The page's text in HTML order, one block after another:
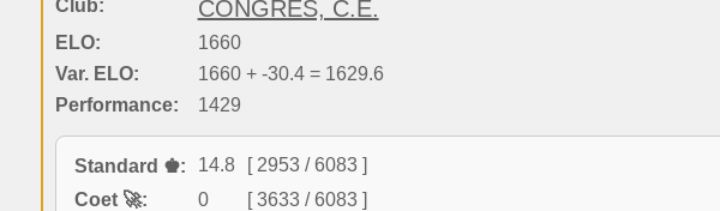
Club: CONGRES, C.E.
ELO:
1660
Var. ELO:
1660 + -30.4 = 1629.6
Performance:
1429
Standard ♚: 14.8
[ 2953 / 6083 ]
Coet 🚀:
0
[ 3633 / 6083 ]